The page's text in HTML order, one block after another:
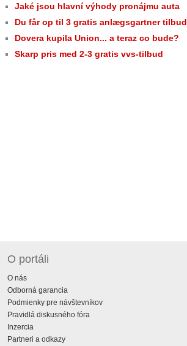
Jaké jsou hlavní výhody pronájmu auta
Du får op til 3 gratis anlægsgartner tilbud
Dovera kupila Union... a teraz co bude?
Skarp pris med 2-3 gratis vvs-tilbud
O portáli
O nás
Odborná garancia
Podmienky pre návštevníkov
Pravidlá diskusného fóra
Inzercia
Partneri a odkazy